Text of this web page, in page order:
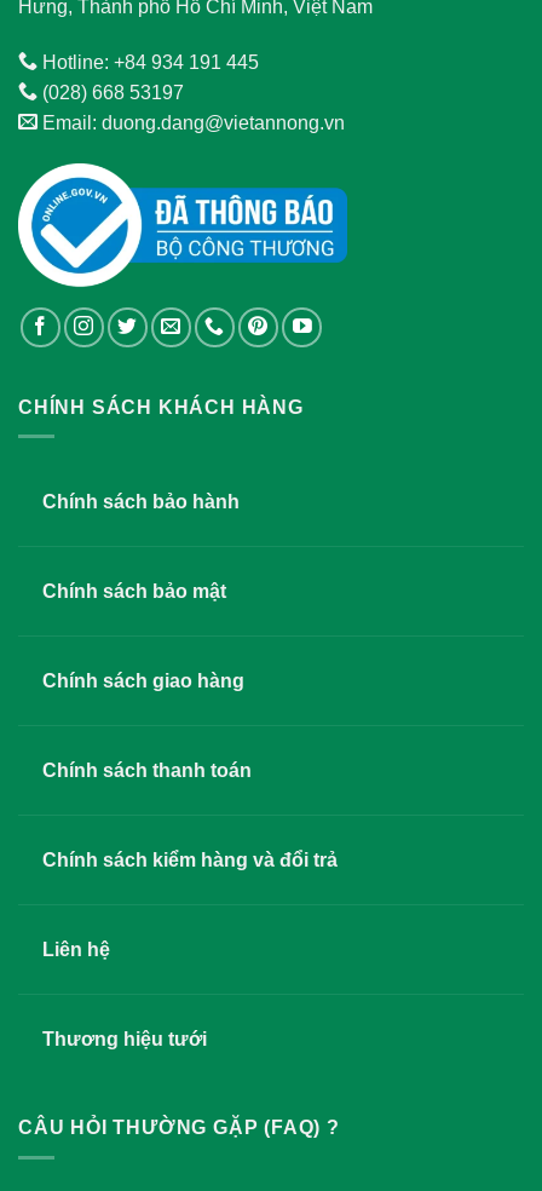
Hưng, Thành phố Hồ Chí Minh, Việt Nam
Hotline: +84 934 191 445
(028) 668 53197
Email: duong.dang@vietannong.vn
CHÍNH SÁCH KHÁCH HÀNG
Chính sách bảo hành
Chính sách bảo mật
Chính sách giao hàng
Chính sách thanh toán
Chính sách kiểm hàng và đổi trả
Liên hệ
Thương hiệu tưới
CÂU HỎI THƯỜNG GẶP (FAQ) ?